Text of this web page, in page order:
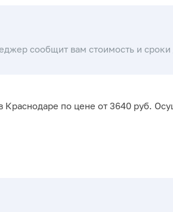
сообщит вам стоимость и сроки
по цене от 3640 руб.